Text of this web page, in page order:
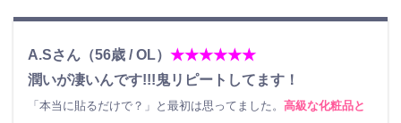
A.Sさん（56歳 / OL） ★★★★★★
潤いが凄いんです!!!鬼リピートしてます！
「本当に貼るだけで？」と最初は思ってました。 高級な化粧品と